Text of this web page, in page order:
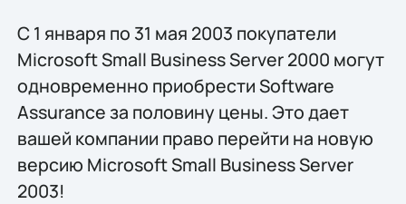
С 1 января по 31 мая 2003 покупатели
Microsoft Small Business Server 2000 могут
одновременно приобрести Software
Assurance за половину цены. Это дает
вашей компании право перейти на новую
версию Microsoft Small Business Server
2003!